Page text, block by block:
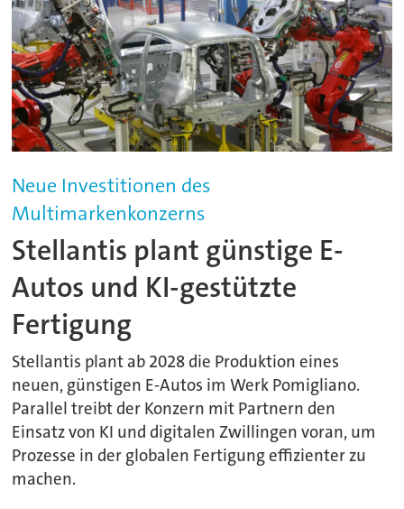
Neue Investitionen des
Multimarkenkonzerns
Stellantis plant günstige E-
Autos und KI-gestützte
Fertigung
Stellantis plant ab 2028 die Produktion eines
neuen, günstigen E-Autos im Werk Pomigliano.
Parallel treibt der Konzern mit Partnern den
Einsatz von KI und digitalen Zwillingen voran, um
Prozesse in der globalen Fertigung effizienter zu
machen.